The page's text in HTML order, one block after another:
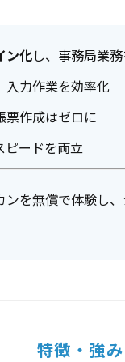
ン化し、事務局業
入力作業を効率化
票作成はゼロに
ピードを両立
ンを無償で体験し
特徴・強み